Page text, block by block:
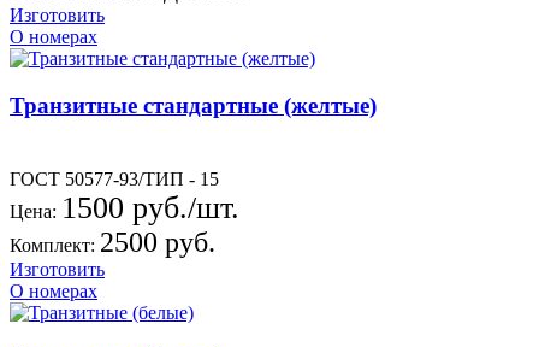
Изготовить
О номерах
Транзитные стандартные (желтые)
ГОСТ 50577-93/ТИП - 15
Цена: 1500 руб./шт.
Комплект: 2500 руб.
Изготовить
О номерах